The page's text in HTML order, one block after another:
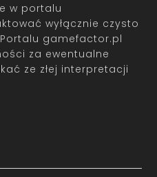
w portalu
wyłącznie czysto
gamefactor.pl
za ewentualne
ze złej interpretacji